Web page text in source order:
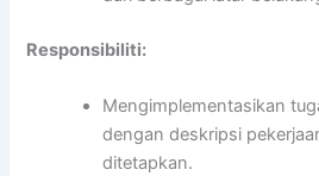
Responsibiliti:
Mengimplementasikan
dengan deskripsi
ditetapkan.